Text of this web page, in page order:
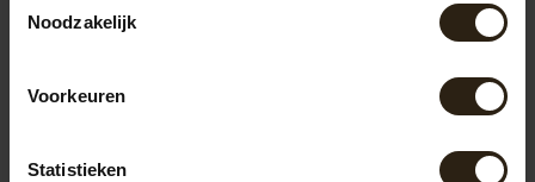
Noodzakelijk
Voorkeuren
Statistieken
Barrel Atelier biedt ook zinken regentonnen aan die
bekendstaan om hun stevigheid en lange levensduur. Het
weersomstandigheden en roest niet, wat zorgt voor een
element toe aan tuinen in Renswoude.